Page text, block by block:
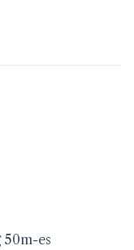
50m-es